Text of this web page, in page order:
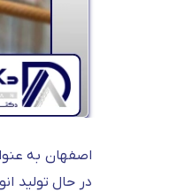
اصفهان به
در حال تولید